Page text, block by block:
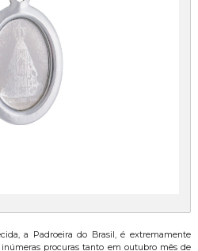
a Padroeira do Brasil, é extremamente
procuras tanto em outubro mês de